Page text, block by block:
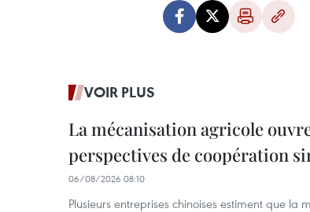
VOIR PLUS
La mécanisation agricole
perspectives de coopération
06/08/2026 08:10
Plusieurs entreprises chinoises estiment que la